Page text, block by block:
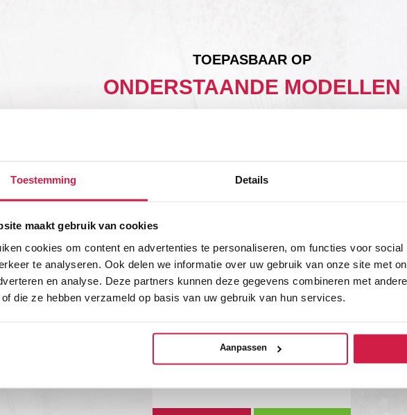
Toestemming Details
maakt gebruik van cookies
cookies om content en advertenties te personaliseren, om functies voor
te analyseren. Ook delen we informatie over uw gebruik van onze site met
en analyse. Deze partners kunnen deze gegevens combineren met
die ze hebben verzameld op basis van uw gebruik van hun services.
Aanpassen
TOEPASBAAR OP
ONDERSTAANDE MODELLEN
COBB PREMIER
€199.00 €169.00